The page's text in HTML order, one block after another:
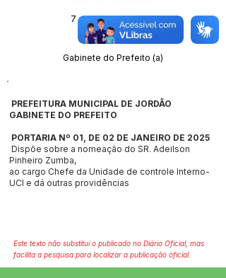
7 de janeiro de 2025
Órgão:
Gabinete do Prefeito (a)
PREFEITURA MUNICIPAL DE JORDÃO
GABINETE DO PREFEITO
PORTARIA Nº 01, DE 02 DE JANEIRO DE 2025
Dispõe sobre a nomeação do SR. Adeilson
Pinheiro Zumba,
ao cargo Chefe da Unidade de controle Interno-
UCI e dá outras providências
Este texto não substitui o publicado no Diário Oficial, mas
facilita a pesquisa para localizar a publicação oficial.